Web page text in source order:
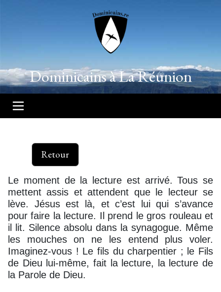
Dominicains à La Réunion
Retour
Le moment de la lecture est arrivé. Tous se
mettent assis et attendent que le lecteur se
lève. Jésus est là, et c’est lui qui s’avance
pour faire la lecture. Il prend le gros rouleau et
il lit. Silence absolu dans la synagogue. Même
les mouches on ne les entend plus voler.
Imaginez-vous ! Le fils du charpentier ; le Fils
de Dieu lui-même, fait la lecture, la lecture de
la Parole de Dieu.